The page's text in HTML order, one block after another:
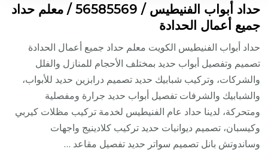
حداد أبواب الفنيطيس / 56585569 / معلم حداد
جميع أعمال الحدادة
حداد أبواب الفنيطيس الكويت معلم حداد جميع أعمال الحدادة
تصميم وتفصيل أبواب حديد بمختلف الأحجام للمنازل والفلل
والشركات، وتركيب شبابيك حديد تصميم درابزين حديد للأبواب،
والشبابيك والشرفات تفصيل أبواب حديد جرارة ومفصلية
ومتحركة، لدينا حداد عام الفنيطيس لخدمة تركيب مظلات كيربي
وكيسبان، تصميم ديوانيات حديد تركيب كلادينيج واجهات
وساندوتش بانل تصميم سواتر حديد تفصيل مقاعد …